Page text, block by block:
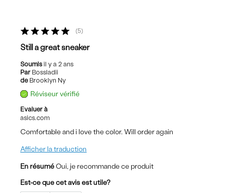
5
Still a great sneaker
Soumisil y a 2 ans
Par Bossladii
de Brooklyn Ny
Réviseur vérifié
Evaluer à
asics.com
Comfortable and i love the color. Will order again
Afficher la traduction
En résumé Oui, je recommande ce produit
Est-ce que cet avis est utile?